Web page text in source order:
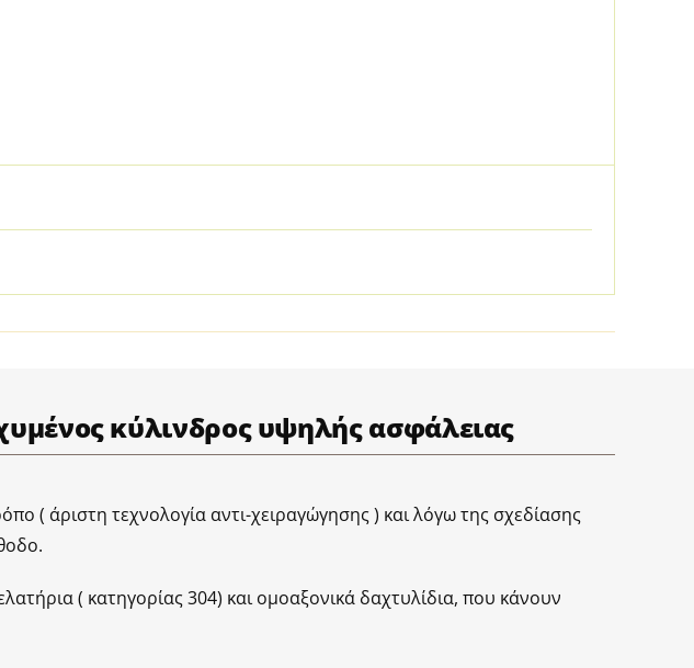
κύλινδρος υψηλής ασφάλειας
( άριστη τεχνολογία αντι-χειραγώγησης ) και λόγω της σχεδίασης
( κατηγορίας 304) και ομοαξονικά δαχτυλίδια, που κάνουν